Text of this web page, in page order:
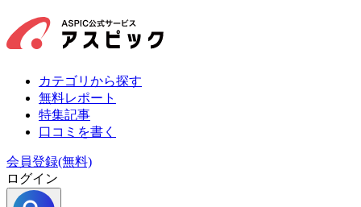
カテゴリから探す
無料レポート
特集記事
口コミを書く
会員登録(無料)
ログイン